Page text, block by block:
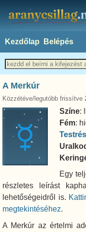
aranycsillag.net
Kezdőlap Belépés
A Merkúr
Közzétéve/legutóbb frissítve
Színe:
Fém:
Egy
részletes leírást
lehetőségeidről is.
megtekintéséhez.
A Merkúr az értelmi